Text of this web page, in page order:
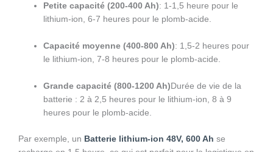
Petite capacité (200-400 Ah): 1-1,5 heure pour le
lithium-ion, 6-7 heures pour le plomb-acide.
Capacité moyenne (400-800 Ah): 1,5-2 heures pour
le lithium-ion, 7-8 heures pour le plomb-acide.
Grande capacité (800-1200 Ah)Durée de vie de la
batterie : 2 à 2,5 heures pour le lithium-ion, 8 à 9
heures pour le plomb-acide.
Par exemple, un Batterie lithium-ion 48V, 600 Ah se